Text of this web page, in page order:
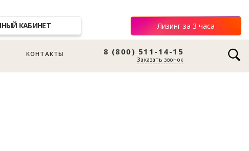
КАБИНЕТ Лизинг за 3 часа
КОНТАКТЫ 8 (800) 511-14-15
Заказать звонок